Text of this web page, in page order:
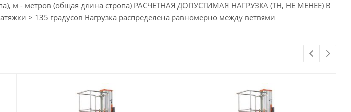
м - метров (общая длина стропа) РАСЧЕТНАЯ ДОПУСТИМАЯ НАГРУЗКА (ТН, НЕ МЕНЕЕ) В
> 135 градусов Нагрузка распределена равномерно между ветвями